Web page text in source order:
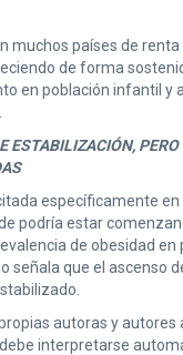
muchos países de
de forma
en población infantil y
ESTABILIZACIÓN,
específicamente
podría estar
de obesidad en
señala que el ascenso
autoras y autores
interpretarse